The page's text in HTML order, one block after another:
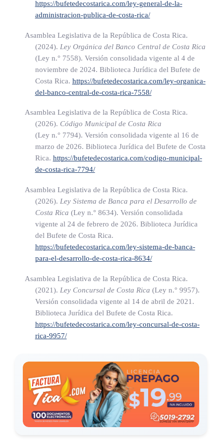
CAPÍTULO I
Juntas Directivas
ARTÍCULO 20
ARTÍCULO 21
Para ser miembro de una junta directiva es necesario:
1) Ser costarricense.
2) Haber cumplido veinticinco años de edad.
3) Tener conocimiento y experiencia en materia económica,
financiera, bancaria o de administración, y en asuntos
relativos al desarrollo económico y social del país.
Al menos cuatro de los directores deberán poseer grado
académico en el nivel de licenciatura, o título profesional
equivalente. De ellos, al menos uno deberá ser licenciado en
Ciencias Económicas y otro en Derecho.
La designación de una persona como miembro de la junta
directiva de un banco del Estado, conlleva la obligación de
dejar en la Superintendencia General de Entidades
Financieras(*)un expediente administrativo, en el que consten
correspondientes.
(*) (Así modificada su denominación por el artículo 176 de la
Ley Orgánica del Banco Central de Costa Rica Nº 7558 de 3
de noviembre de 1995. Anteriormente se indicaba: "Auditoría
https://bufetedecostarica.com/ley-general-de-la-
administracion-publica-de-costa-rica/
Asamblea Legislativa de la República de Costa Rica.
(2024). Ley Orgánica del Banco Central de Costa Rica
(Ley n.° 7558). Versión consolidada vigente al 4 de
noviembre de 2024. Biblioteca Jurídica del Bufete de
Costa Rica. https://bufetedecostarica.com/ley-organica-
del-banco-central-de-costa-rica-7558/
Asamblea Legislativa de la República de Costa Rica.
(2026). Código Municipal de Costa Rica
(Ley n.° 7794). Versión consolidada vigente al 16 de
marzo de 2026. Biblioteca Jurídica del Bufete de Costa
Rica. https://bufetedecostarica.com/codigo-municipal-
de-costa-rica-7794/
Asamblea Legislativa de la República de Costa Rica.
(2026). Ley Sistema de Banca para el Desarrollo de
Costa Rica (Ley n.° 8634). Versión consolidada
vigente al 24 de febrero de 2026. Biblioteca Jurídica
del Bufete de Costa Rica.
https://bufetedecostarica.com/ley-sistema-de-banca-
para-el-desarrollo-de-costa-rica-8634/
Asamblea Legislativa de la República de Costa Rica.
(2021). Ley Concursal de Costa Rica (Ley n.° 9957).
Versión consolidada vigente al 14 de abril de 2021.
Biblioteca Jurídica del Bufete de Costa Rica.
https://bufetedecostarica.com/ley-concursal-de-costa-
rica-9957/